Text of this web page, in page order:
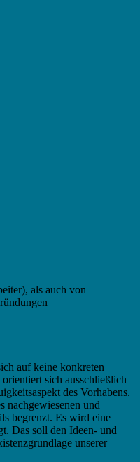
als auch von
auf keine konkreten
sich ausschließlich
des Vorhabens.
nachgewiesenen und
begrenzt. Es wird eine
Das soll den Ideen- und
unserer